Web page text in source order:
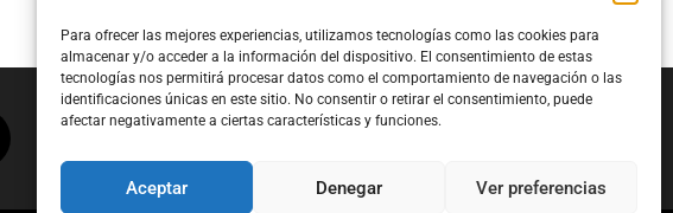
Para ofrecer las mejores experiencias, utilizamos tecnologías como las cookies para
almacenar y/o acceder a la información del dispositivo. El consentimiento de estas
tecnologías nos permitirá procesar datos como el comportamiento de navegación o las
identificaciones únicas en este sitio. No consentir o retirar el consentimiento, puede
afectar negativamente a ciertas características y funciones.
Aceptar Denegar Ver preferencias